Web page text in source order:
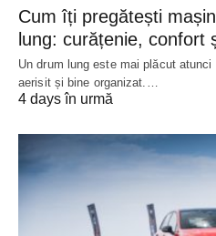
Cum îți pregătești
lung: curățenie, confort
Un drum lung este mai plăcut
aerisit și bine organizat.…
4 days în urmă